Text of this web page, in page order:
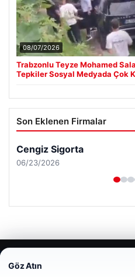
08/07/2026
Trabzonlu Teyze Mohamed
Tepkiler Sosyal Medyada Çok
Son Eklenen Firmalar
Cengiz Sigorta
06/23/2026
Web sitemizi nasıl kullandığınızı
Göz Atın